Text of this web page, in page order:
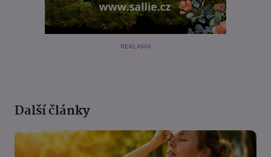
REKLAMA
Další články